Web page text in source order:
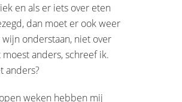
en als er iets over eten
dan moet er ook weer
wijn onderstaan, niet over
anders, schreef ik.
anders?
weken hebben mij